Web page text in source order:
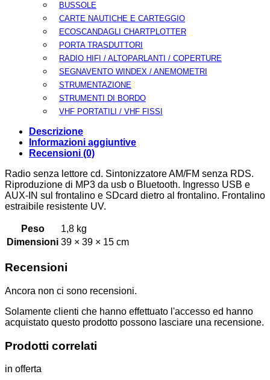
BUSSOLE
CARTE NAUTICHE E CARTEGGIO
ECOSCANDAGLI CHARTPLOTTER
PORTA TRASDUTTORI
RADIO HIFI / ALTOPARLANTI / COPERTURE
SEGNAVENTO WINDEX / ANEMOMETRI
STRUMENTAZIONE
STRUMENTI DI BORDO
VHF PORTATILI / VHF FISSI
Descrizione
Informazioni aggiuntive
Recensioni (0)
Radio senza lettore cd. Sintonizzatore AM/FM senza RDS.
Riproduzione di MP3 da usb o Bluetooth. Ingresso USB e
AUX-IN sul frontalino e SDcard dietro al frontalino. Frontalino
estraibile resistente UV.
Peso
1,8 kg
Dimensioni 39 × 39 × 15 cm
Recensioni
Ancora non ci sono recensioni.
Solamente clienti che hanno effettuato l'accesso ed hanno
acquistato questo prodotto possono lasciare una recensione.
Prodotti correlati
in offerta